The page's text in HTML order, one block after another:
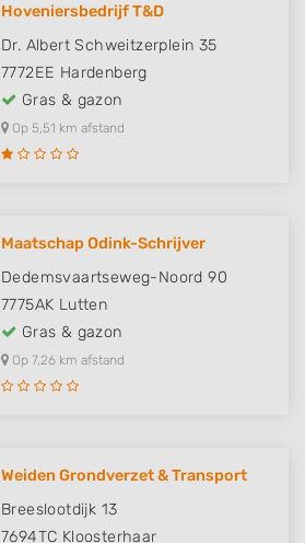
Hoveniersbedrijf T&D
Dr. Albert Schweitzerplein 35
7772EE Hardenberg
Gras & gazon
Op 5,51 km afstand
Maatschap Odink-Schrijver
Dedemsvaartseweg-Noord 90
7775AK Lutten
Gras & gazon
Op 7,26 km afstand
Weiden Grondverzet & Transport
Breeslootdijk 13
7694TC Kloosterhaar